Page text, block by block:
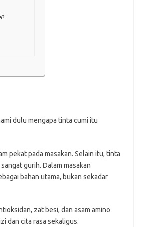
dulu mengapa tinta cumi itu
pekat pada masakan. Selain itu, tinta
gurih. Dalam masakan
bahan utama, bukan sekadar
zat besi, dan asam amino
dan cita rasa sekaligus.